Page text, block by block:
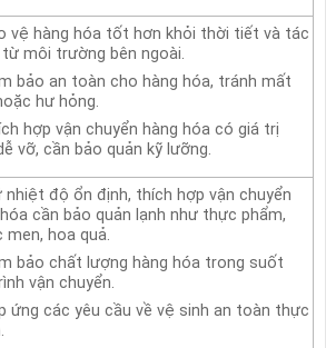
vệ hàng hóa tốt hơn khỏi thời tiết và tác
môi trường bên ngoài.
bảo an toàn cho hàng hóa, tránh mất
hư hỏng.
hợp vận chuyển hàng hóa có giá trị
vỡ, cần bảo quản kỹ lưỡng.
nhiệt độ ổn định, thích hợp vận chuyển
cần bảo quản lạnh như thực phẩm,
men, hoa quả.
bảo chất lượng hàng hóa trong suốt
vận chuyển.
ứng các yêu cầu về vệ sinh an toàn thực